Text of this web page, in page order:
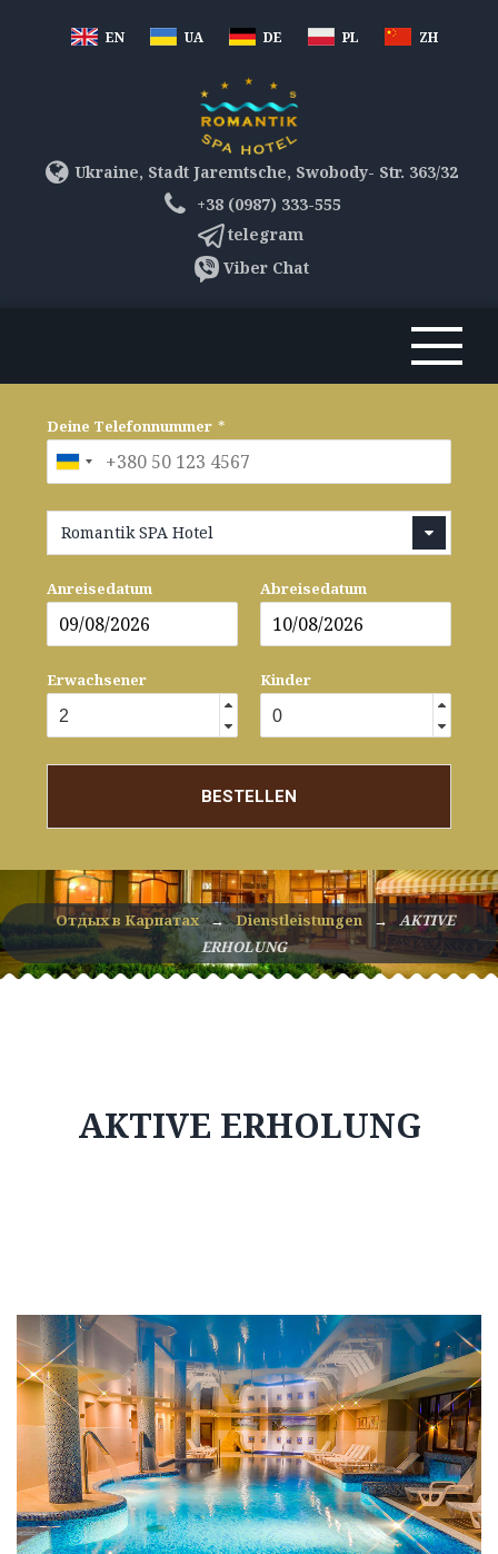
EN UA DE PL ZH
Ukraine, Stadt Jaremtsche, Swobody- Str. 363/32
+38 (0987) 333-555
telegram
Viber Chat
Deine Telefonnummer *
Romantik SPA Hotel
Anreisedatum Abreisedatum
Erwachsener Kinder
BESTELLEN
Отдых в Карпатах → Dienstleistungen →
AKTIVE
ERHOLUNG
AKTIVE ERHOLUNG